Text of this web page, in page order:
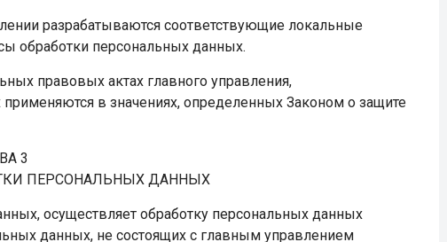
разрабатываются соответствующие локальные
обработки персональных данных.
правовых актах главного управления,
в значениях, определенных Законом о защите
3
ПЕРСОНАЛЬНЫХ ДАННЫХ
осуществляет обработку персональных данных
данных, не состоящих с главным управлением